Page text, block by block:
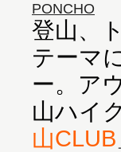
PONCHO
登山、
テーマ
ー。ア
山ハイ
山CLUB